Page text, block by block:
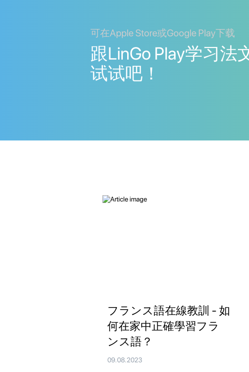
可在Apple Store或Google Play下载
跟LinGo Play学习法
试试吧！
フランス語在線教訓 - 如
何在家中正確學習フラ
ンス語？
09.08.2023